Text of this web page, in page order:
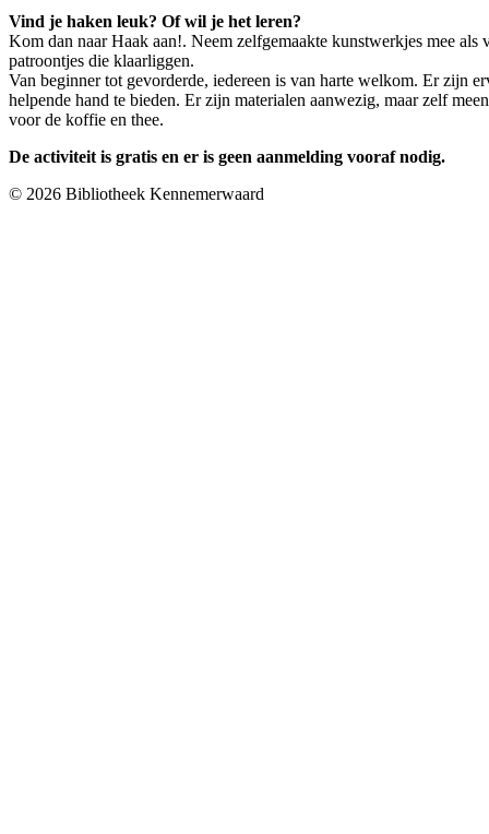
Vind je haken leuk? Of wil je het leren?
Kom dan naar Haak aan!. Neem zelfgemaakte kunstwerkjes mee als
patroontjes die klaarliggen.
Van beginner tot gevorderde, iedereen is van harte welkom. Er zijn
helpende hand te bieden. Er zijn materialen aanwezig, maar zelf
voor de koffie en thee.
De activiteit is gratis en er is geen aanmelding vooraf nodig.
© 2026 Bibliotheek Kennemerwaard